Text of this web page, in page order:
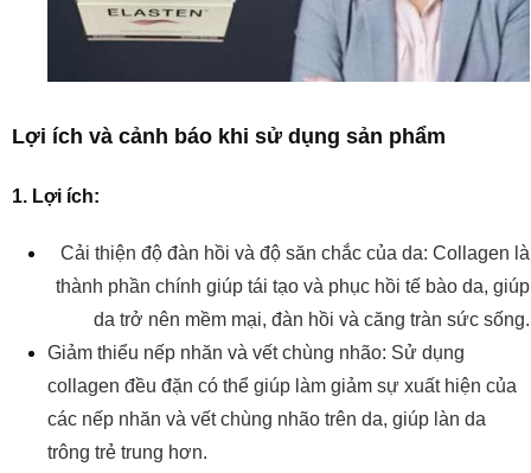
Lợi ích và cảnh báo khi sử dụng sản phẩm
1. Lợi ích:
Cải thiện độ đàn hồi và độ săn chắc của da: Collagen là
thành phần chính giúp tái tạo và phục hồi tế bào da, giúp
da trở nên mềm mại, đàn hồi và căng tràn sức sống.
Giảm thiểu nếp nhăn và vết chùng nhão: Sử dụng
collagen đều đặn có thể giúp làm giảm sự xuất hiện của
các nếp nhăn và vết chùng nhão trên da, giúp làn da
trông trẻ trung hơn.